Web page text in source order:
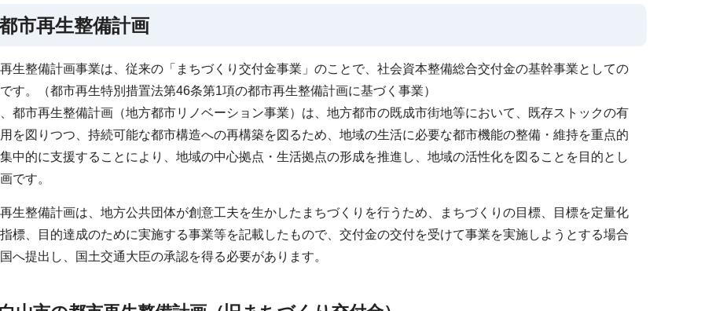
市再生整備計画
生整備計画事業は、従来の「まちづくり交付金事業」のことで、社会資本整備総合交付金の基幹事業としての
す。（都市再生特別措置法第46条第1項の都市再生整備計画に基づく事業）
都市再生整備計画（地方都市リノベーション事業）は、地方都市の既成市街地等において、既存ストックの有
を図りつつ、持続可能な都市構造への再構築を図るため、地域の生活に必要な都市機能の整備・維持を重点的
中的に支援することにより、地域の中心拠点・生活拠点の形成を推進し、地域の活性化を図ることを目的とし
です。
生整備計画は、地方公共団体が創意工夫を生かしたまちづくりを行うため、まちづくりの目標、目標を定量化
標、目的達成のために実施する事業等を記載したもので、交付金の交付を受けて事業を実施しようとする場合
へ提出し、国土交通大臣の承認を得る必要があります。